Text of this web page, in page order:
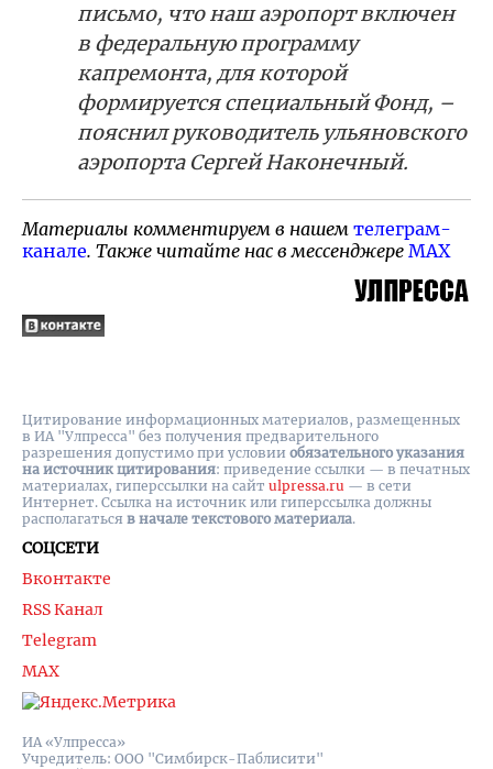
письмо, что наш аэропорт включен
в федеральную программу
капремонта, для которой
формируется специальный Фонд, –
пояснил руководитель ульяновского
аэропорта Сергей Наконечный.
Материалы комментируем в нашем телеграм-
канале. Также читайте нас в мессенджере MAX
ИА «Улпресса»
Учредитель: ООО "Симбирск-Паблисити"
СОЦСЕТИ
Вконтакте
RSS Канал
Telegram
MAX
Цитирование информационных материалов, размещенных
в ИА "Улпресса" без получения предварительного
разрешения допустимо при условии обязательного указания
на источник цитирования: приведение ссылки — в печатных
материалах, гиперссылки на cайт ulpressa.ru — в сети
Интернет. Ссылка на источник или гиперссылка должны
располагаться в начале текстового материала.